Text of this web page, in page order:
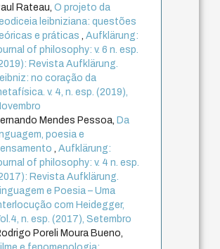
Rateau,O projeto da
leibniziana: questões
e práticas,Aufklärung:
of philosophy: v. 6 n. esp.
Revista Aufklärung.
no coração da
v. 4, n. esp. (2019),
Mendes Pessoa, Da
poesia e
,Aufklärung:
of philosophy: v. 4 n. esp.
Revista Aufklärung.
e Poesia – Uma
com Heidegger,
n. esp. (2017), Setembro
Poreli Moura Bueno,